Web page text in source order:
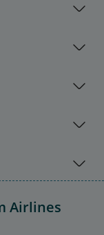
Airlines